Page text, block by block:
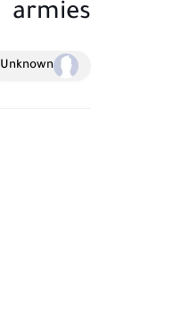
armies
Unknown